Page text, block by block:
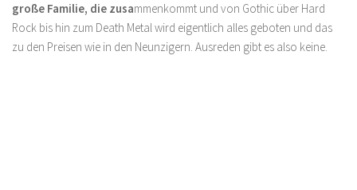
große Familie, die zusammenkommt und von Gothic über Hard
Rock bis hin zum Death Metal wird eigentlich alles geboten und das
zu den Preisen wie in den Neunzigern. Ausreden gibt es also keine.